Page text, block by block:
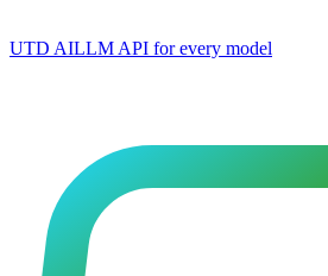
UTD AILLM API for every model